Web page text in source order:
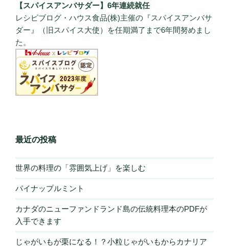
【スパイスアンバサダー】6年連続就任
レシピブログ・ハウス食品(株)主催の『スパイスアンバサ
ダー』（旧スパイス大使）を任期満了まで6年間努めまし
た。
最近の投稿
世界の料理の「雰囲気上げ」を楽しむ
パイナップルミント
カナダのニューファンドランド島の伝統料理本のPDFが
入手できます
じゃがいもが栗になる！？小粒じゃがいもからカナリア